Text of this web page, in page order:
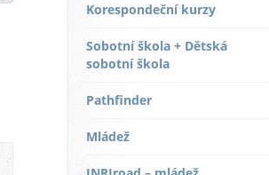
Korespondeční kurzy
Sobotní škola + Dětská
sobotní škola
Pathfinder
Mládež